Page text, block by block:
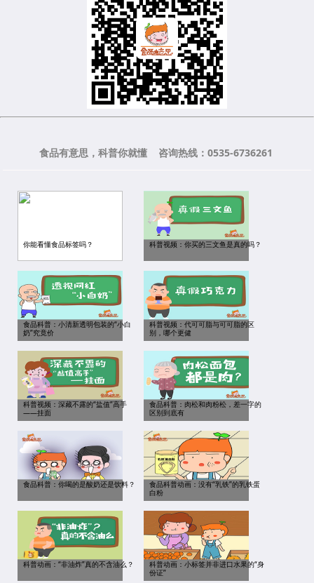
食品有意思，科普你就懂 咨询热线：0535-6736261
你能看懂食品标签吗？ 科普视频：你买的三文鱼是真的吗？
食品科普：小清新透明包装的“小白
奶”究竟价
科普视频：代可可脂与可可脂的区
别，哪个更健
科普视频：深藏不露的“盐值”高手
——挂面
食品科普：肉松和肉粉松，差一字的
区别到底有
食品科普：你喝的是酸奶还是饮料？
食品科普动画：没有“乳铁”的乳铁蛋
白粉
科普动画：“非油炸”真的不含油么？
科普动画：小标签并非进口水果的“身
份证”